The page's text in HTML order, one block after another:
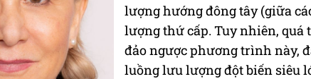
lượng hướng đông tây (giữa
lượng thứ cấp. Tuy nhiên,
đảo ngược phương trình này,
luồng lưu lượng đột biến siêu